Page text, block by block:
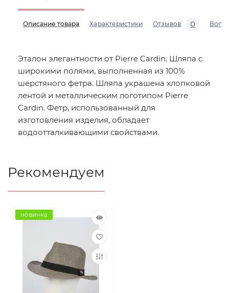
Описание товара Характеристики Отзывов 0
Эталон элегантности от Pierre Cardin. Шляпа с
широкими полями, выполненная из 100%
шерстяного фетра. Шляпа украшена хлопковой
лентой и металлическим логотипом Pierre
Cardin. Фетр, использованный для
изготовления изделия, обладает
водоотталкивающими свойствами.
Рекомендуем
новинка